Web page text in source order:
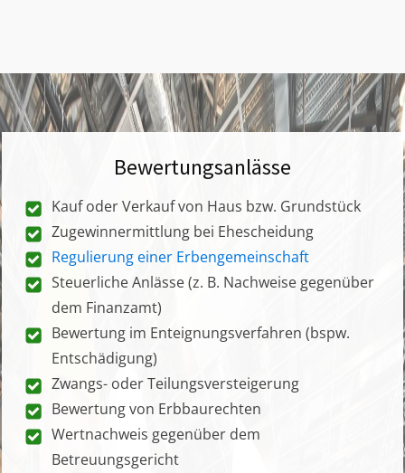
Bewertungsanlässe
Kauf oder Verkauf von Haus bzw. Grundstück
Zugewinnermittlung bei Ehescheidung
Regulierung einer Erbengemeinschaft
Steuerliche Anlässe (z. B. Nachweise gegenüber
dem Finanzamt)
Bewertung im Enteignungsverfahren (bspw.
Entschädigung)
Zwangs- oder Teilungsversteigerung
Bewertung von Erbbaurechten
Wertnachweis gegenüber dem
Betreuungsgericht